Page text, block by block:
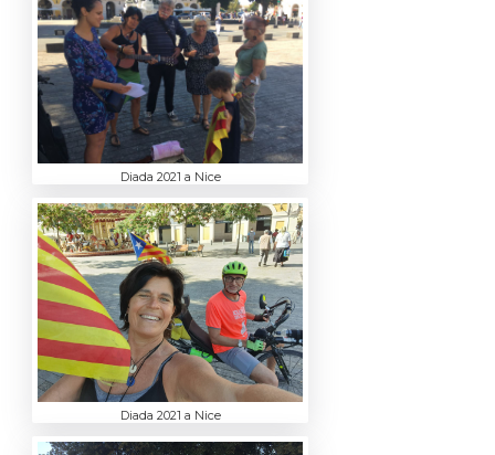
Diada 2021 a Nice
Diada 2021 a Nice